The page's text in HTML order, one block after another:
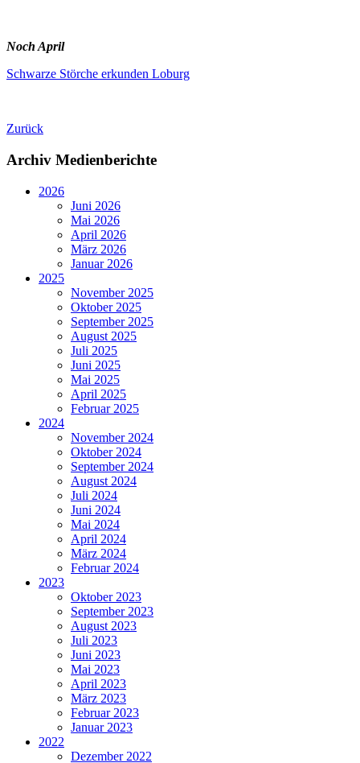
Noch April
Schwarze Störche erkunden Loburg
Zurück
Archiv Medienberichte
2026
Juni 2026
Mai 2026
April 2026
März 2026
Januar 2026
2025
November 2025
Oktober 2025
September 2025
August 2025
Juli 2025
Juni 2025
Mai 2025
April 2025
Februar 2025
2024
November 2024
Oktober 2024
September 2024
August 2024
Juli 2024
Juni 2024
Mai 2024
April 2024
März 2024
Februar 2024
2023
Oktober 2023
September 2023
August 2023
Juli 2023
Juni 2023
Mai 2023
April 2023
März 2023
Februar 2023
Januar 2023
2022
Dezember 2022